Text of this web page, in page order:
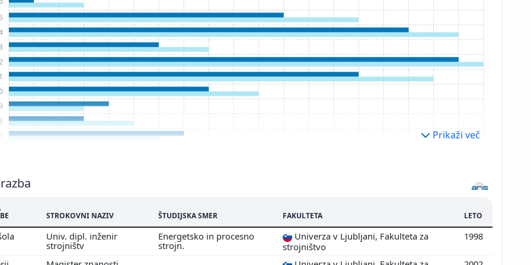
Prikaži več
STROKOVNI NAZIV ŠTUDIJSKA SMER FAKULTETA LETO
Univ. dipl. inženir
strojništv
Energetsko in procesno
strojn.
Univerza v Ljubljani, Fakulteta za
strojništvo
1998